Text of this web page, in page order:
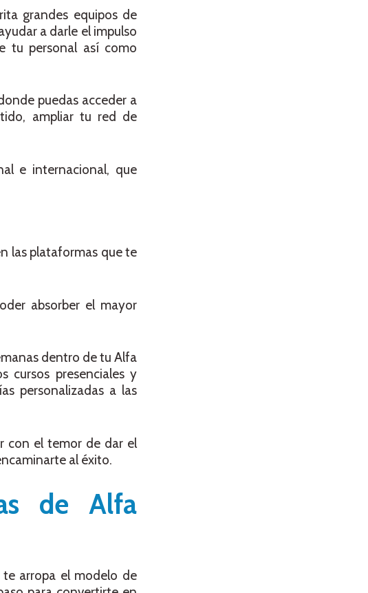
grandes equipos de
a darle el impulso
tu personal así como
puedas acceder a
ampliar tu red de
e internacional, que
las plataformas que te
absorber el mayor
dentro de tu Alfa
cursos presenciales y
personalizadas a las
con el temor de dar el
al éxito.
de Alfa
arropa el modelo de